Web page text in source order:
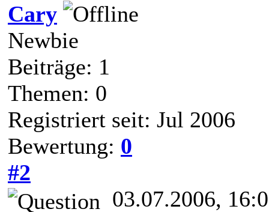
Cary
Newbie
Beiträge: 1
Themen: 0
Registriert seit: Jul 2006
Bewertung: 0
#2
03.07.2006,